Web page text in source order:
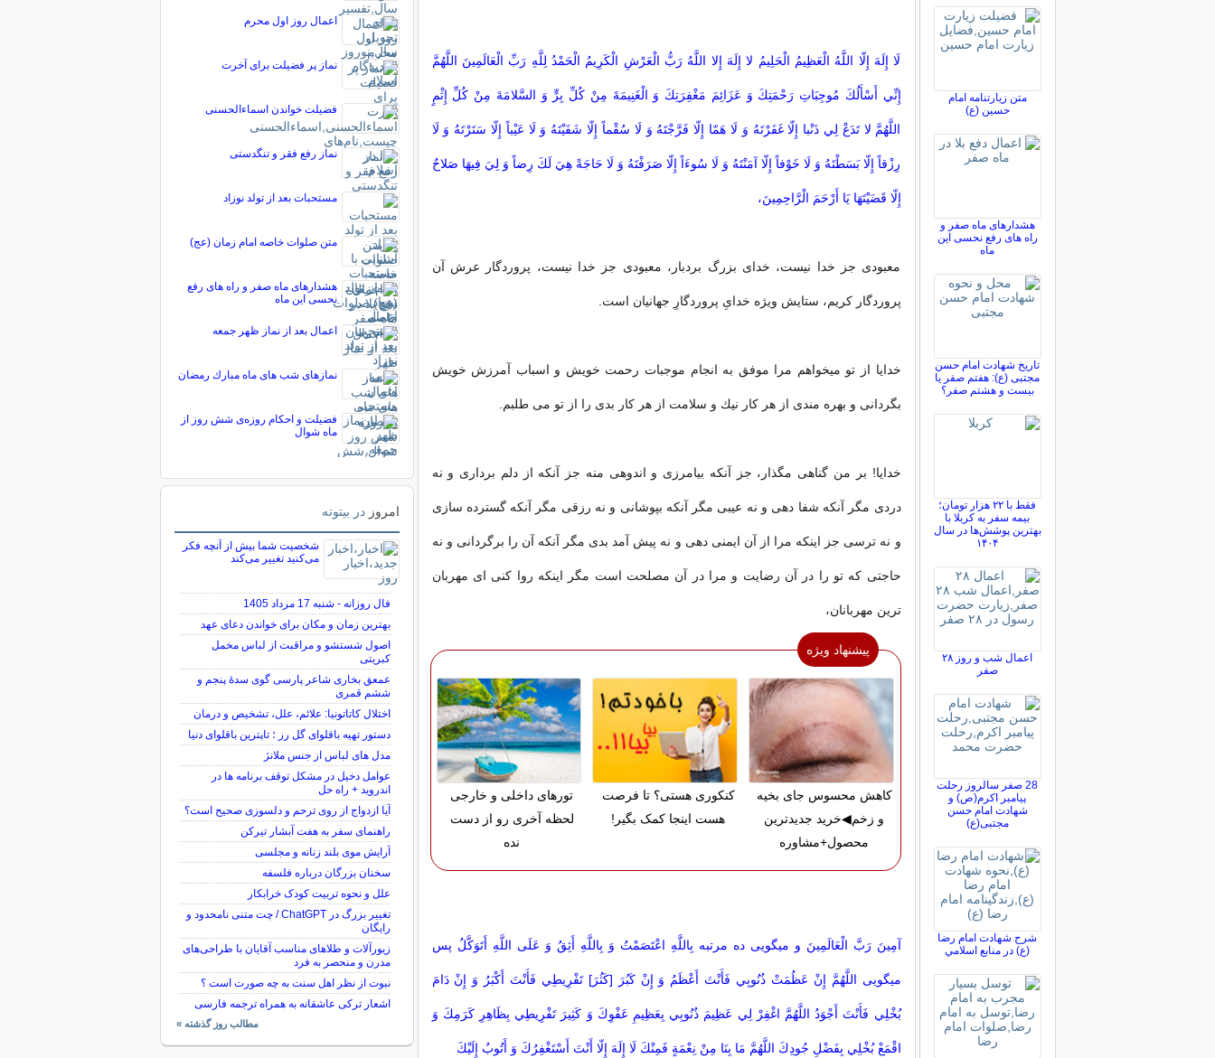
لَا إِلَهَ إِلّا اللَّهُ الْعَظِيمُ الْحَلِيمُ لا إِلَهَ إِلا اللَّهُ رَبُّ الْعَرْشِ الْكَرِيمُ الْحَمْدُ لِلَّهِ رَبِّ الْعَالَمِينَ اللَّهُمَّ
إِنِّي أَسْأَلُكَ مُوجِبَاتِ رَحْمَتِكَ وَ عَزَائِمَ مَغْفِرَتِكَ وَ الْغَنِيمَةَ مِنْ كُلِّ بِرٍّ وَ السَّلامَةَ مِنْ كُلِّ إِثْمٍ
اللَّهُمَّ لا تَدَعْ لِي ذَنْبا إِلّا غَفَرْتَهُ وَ لَا هَمّا إِلّا فَرَّجْتَهُ وَ لَا سُقْماً إِلّا شَفَيْتَهُ وَ لَا عَيْباً إِلّا سَتَرْتَهُ وَ لَا
رِزْقاً إِلّا بَسَطْتَهُ وَ لَا خَوْفاً إِلّا آمَنْتَهُ وَ لَا سُوءَاً إِلّا صَرَفْتَهُ وَ لَا حَاجَةً هِيَ لَكَ رِضاً وَ لِيَ فِيهَا صَلاحٌ
إِلّا قَضَيْتَهَا يَا أَرْحَمَ الْرَّاحِمِينَ،
معبودى جز خدا نيست، خداى بزرگ بردبار، معبودى جز خدا نيست، پروردگار عرش آن
پروردگار كريم، ستايش ويژه خداىِ پروردگارِ جهانيان است.
خدايا از تو میخواهم مرا موفق به انجام موجبات رحمت خويش و اسباب آمرزش خويش
بگردانى و بهره مندى از هر كار نيك و سلامت از هر كار بدى را از تو می طلبم.
خدايا! بر من گناهى مگذار، جز آنكه بيامرزى و اندوهى منه جز آنكه از دلم بردارى و نه
دردى مگر آنكه شفا دهی و نه عيبى مگر آنكه بپوشانى و نه رزقى مگر آنكه گسترده سازى
و نه ترسى جز اينكه مرا از آن ايمنى دهى و نه پيش آمد بدى مگر آنكه آن را برگردانی و نه
حاجتى كه تو را در آن رضايت و مرا در آن مصلحت است مگر اينكه روا كنى اى مهربان
ترين مهربانان،
پیشنهاد ویژه
کاهش محسوس جای بخیه
و زخم◀خرید جدیدترین
محصول+مشاوره
کنکوری هستی؟ تا فرصت
هست اینجا کمک بگیر!
تورهای داخلی و خارجی
لحظه آخری رو از دست
نده
آمِينَ رَبَّ الْعَالَمِينَ و میگويى ده مرتبه بِاللَّهِ اعْتَصَمْتُ وَ بِاللَّهِ أَثِقُ وَ عَلَى اللَّهِ أَتَوَكَّلُ پس
میگويى اللَّهُمَّ إِنْ عَظُمَتْ ذُنُوبِي فَأَنْتَ أَعْظَمُ وَ إِنْ كَبُرَ [كَثُرَ] تَفْرِيطِي فَأَنْتَ أَكْبَرُ وَ إِنْ دَامَ
بُخْلِي فَأَنْتَ أَجْوَدُ اللَّهُمَّ اغْفِرْ لِي عَظِيمَ ذُنُوبِي بِعَظِيمِ عَفْوِكَ وَ كَثِيرَ تَفْرِيطِي بِظَاهِرِ كَرَمِكَ وَ
اقْمَعْ بُخْلِي بِفَضْلِ جُودِكَ اللَّهُمَّ مَا بِنَا مِنْ نِعْمَةٍ فَمِنْكَ لَا إِلَهَ إِلّا أَنْتَ أَسْتَغْفِرُكَ وَ أَتُوبُ إِلَيْكَ
متن زیارتنامه امام
حسین (ع)
هشدارهای ماه صفر و
راه های رفع نحسی این
ماه
تاریخ شهادت امام حسن
مجتبی (ع): هفتم صفر یا
بیست و هشتم صفر؟
فقط با ۲۲ هزار تومان؛
بیمه سفر به کربلا با
بهترین پوشش‌ها در سال
۱۴۰۴
اعمال شب و روز ۲۸
صفر
28 صفر سالروز رحلت
پیامبر اکرم(ص) و
شهادت امام حسن
مجتبی(ع)
شرح شهادت امام رضا
(ع) در منابع اسلامي
اعمال روز اول محرم
نماز پر فضیلت برای آخرت
فضیلت خواندن اسماء‌‌الحسنی
نماز رفع فقر و تنگدستی
مستحبات بعد از تولد نوزاد
متن صلوات خاصه امام زمان (عج)
هشدارهای ماه صفر و راه های رفع
نحسی این ماه
اعمال بعد از نماز ظهر جمعه
نمازهاى شب هاى ماه مبارك رمضان
فضیلت و احکام روزه‌ی شش روز از
ماه شوال
امروز در بیتوته
شخصیت شما بیش از آنچه فکر
می‌کنید تغییر می‌کند
فال روزانه - شنبه 17 مرداد 1405
بهترین زمان و مکان برای خواندن دعای عهد
اصول شستشو و مراقبت از لباس مخمل
کبریتی
عمعق بخاری شاعر پارسی گوی سدهٔ پنجم و
ششم قمری
اختلال کاتاتونیا: علائم، علل، تشخیص و درمان
دستور تهیه باقلوای گل رز ؛ تاپترین باقلوای دنیا
مدل های لباس از جنس ملانژ
عوامل دخیل در مشکل توقف برنامه ها در
اندروید + راه حل
آیا ازدواج از روی ترحم و دلسوزی صحیح است؟
راهنمای سفر به هفت آبشار تیرکن
آرایش موی بلند زنانه و مجلسی
سخنان بزرگان درباره فلسفه
علل و نحوه تربیت کودک خرابکار
تغییر بزرگ در ChatGPT / چت متنی نامحدود و
رایگان
زیورآلات و طلاهای مناسب آقایان با طراحی‌های
مدرن و منحصر به فرد
نبوت از نظر اهل سنت به چه صورت است ؟
اشعار ترکی عاشقانه به همراه ترجمه فارسی
مطالب روز گذشته »